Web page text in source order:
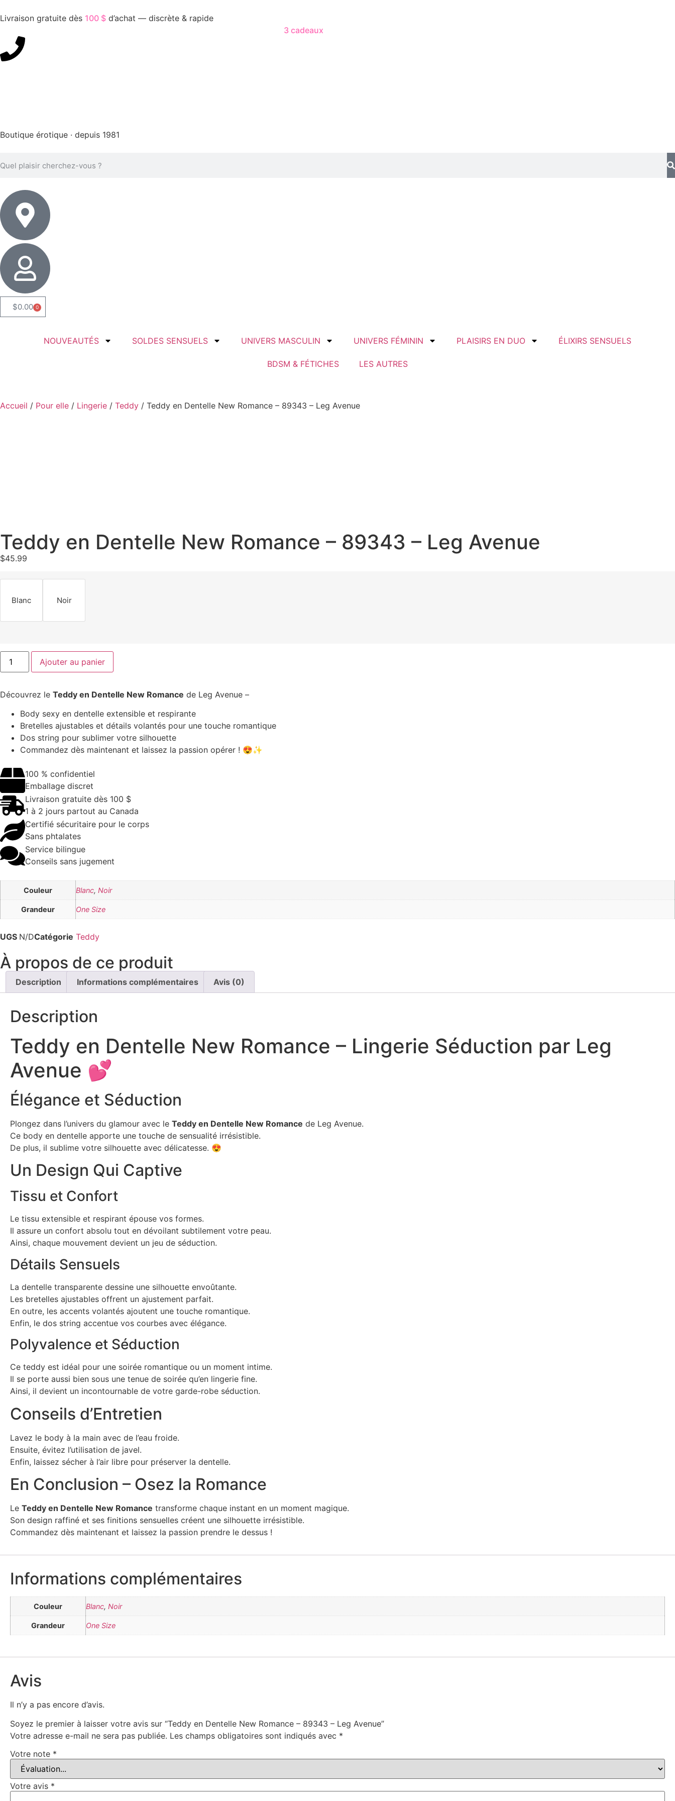
Livraison gratuite dès 100 $ d’achat — discrète & rapide
3 cadeaux
Boutique érotique · depuis 1981
$0.00 0
NOUVEAUTÉS SOLDES SENSUELS UNIVERS MASCULIN UNIVERS FÉMININ PLAISIRS EN DUO ÉLIXIRS SENSUELS
BDSM & FÉTICHES LES AUTRES
Accueil / Pour elle / Lingerie / Teddy / Teddy en Dentelle New Romance – 89343 – Leg Avenue
Teddy en Dentelle New Romance – 89343 – Leg Avenue
$45.99
Blanc Noir
Ajouter au panier
Découvrez le Teddy en Dentelle New Romance de Leg Avenue –
Body sexy en dentelle extensible et respirante
Bretelles ajustables et détails volantés pour une touche romantique
Dos string pour sublimer votre silhouette
Commandez dès maintenant et laissez la passion opérer ! 😍✨
100 % confidentiel
Emballage discret
Livraison gratuite dès 100 $
1 à 2 jours partout au Canada
Certifié sécuritaire pour le corps
Sans phtalates
Service bilingue
Conseils sans jugement
Couleur Blanc, Noir
Grandeur One Size
UGS N/DCatégorie Teddy
À propos de ce produit
Description Informations complémentaires Avis (0)
Description
Teddy en Dentelle New Romance – Lingerie Séduction par Leg
Avenue 💕
Élégance et Séduction
Plongez dans l’univers du glamour avec le Teddy en Dentelle New Romance de Leg Avenue.
Ce body en dentelle apporte une touche de sensualité irrésistible.
De plus, il sublime votre silhouette avec délicatesse. 😍
Un Design Qui Captive
Tissu et Confort
Le tissu extensible et respirant épouse vos formes.
Il assure un confort absolu tout en dévoilant subtilement votre peau.
Ainsi, chaque mouvement devient un jeu de séduction.
Détails Sensuels
La dentelle transparente dessine une silhouette envoûtante.
Les bretelles ajustables offrent un ajustement parfait.
En outre, les accents volantés ajoutent une touche romantique.
Enfin, le dos string accentue vos courbes avec élégance.
Polyvalence et Séduction
Ce teddy est idéal pour une soirée romantique ou un moment intime.
Il se porte aussi bien sous une tenue de soirée qu’en lingerie fine.
Ainsi, il devient un incontournable de votre garde-robe séduction.
Conseils d’Entretien
Lavez le body à la main avec de l’eau froide.
Ensuite, évitez l’utilisation de javel.
Enfin, laissez sécher à l’air libre pour préserver la dentelle.
En Conclusion – Osez la Romance
Le Teddy en Dentelle New Romance transforme chaque instant en un moment magique.
Son design raffiné et ses finitions sensuelles créent une silhouette irrésistible.
Commandez dès maintenant et laissez la passion prendre le dessus !
Informations complémentaires
Couleur Blanc, Noir
Grandeur One Size
Avis
Il n’y a pas encore d’avis.
Soyez le premier à laisser votre avis sur “Teddy en Dentelle New Romance – 89343 – Leg Avenue”
Votre adresse e-mail ne sera pas publiée. Les champs obligatoires sont indiqués avec *
Votre note *
Votre avis *